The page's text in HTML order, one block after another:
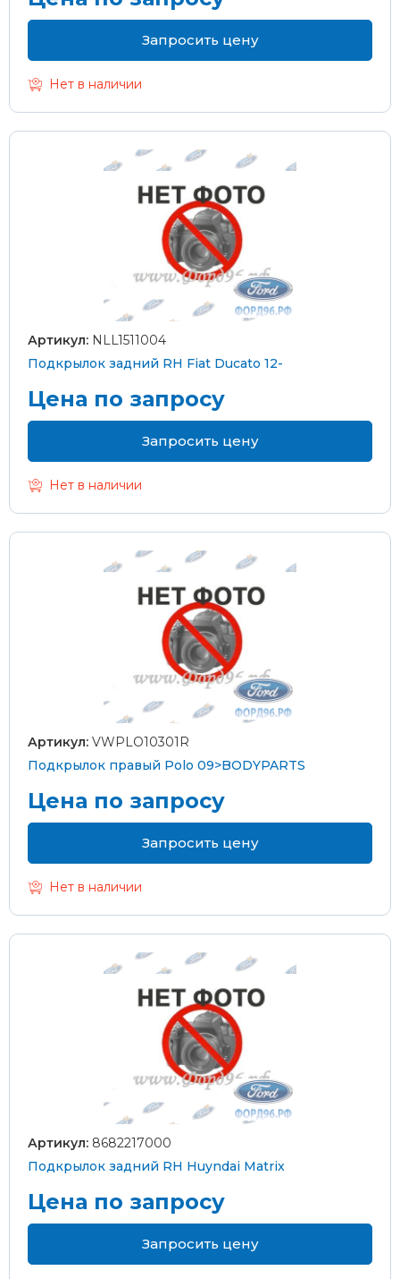
Запросить цену
Нет в наличии
Артикул: NLL1511004
Подкрылок задний RH Fiat Ducato 12-
Цена по запросу
Запросить цену
Нет в наличии
Артикул: VWPLO10301R
Подкрылок правый Polo 09>BODYPARTS
Цена по запросу
Запросить цену
Нет в наличии
Артикул: 8682217000
Подкрылок задний RH Huyndai Matrix
Цена по запросу
Запросить цену